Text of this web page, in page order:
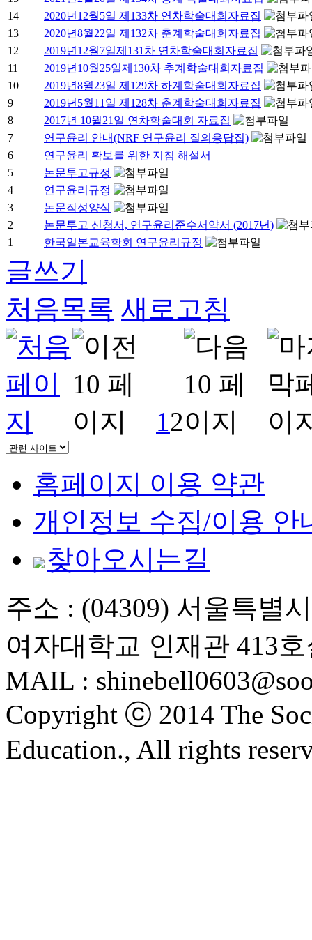
14
2020년12월5일 제133차 연차학술대회자료집
13
2020년8월22일 제132차 춘계학술대회자료집
12
2019년12월7일제131차 연차학술대회자료집
11
2019년10월25일제130차 추계학술대회자료집
10
2019년8월23일 제129차 하계학술대회자료집
9
2019년5월11일 제128차 춘계학술대회자료집
8
2017년 10월21일 연차학술대회 자료집
7
연구윤리 안내(NRF 연구윤리 질의응답집)
6
연구윤리 확보를 위한 지침 해설서
5
논문투고규정
4
연구윤리규정
3
논문작성양식
2
논문투고 신청서, 연구윤리준수서약서 (2017년)
1
한국일본교육학회 연구윤리규정
글쓰기
처음목록 새로고침
12
홈페이지 이용 약관
개인정보 수집/이용 안
찾아오시는길
주소 : (04309) 서울특별
여자대학교 인재관 413
MAIL :
Copyright ⓒ 2014 The
Education., All rights